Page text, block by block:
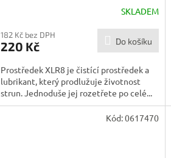
SKLADEM
182 Kč bez DPH
220 Kč Do košíku
Prostředek XLR8 je čistící prostředek a
lubrikant, který prodlužuje životnost
strun. Jednoduše jej rozetřete po celé...
Kód:0617470